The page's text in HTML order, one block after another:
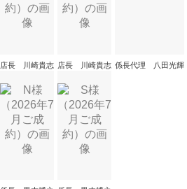
店長 川崎貴志 店長 川崎貴志 係長代理 八田光輝